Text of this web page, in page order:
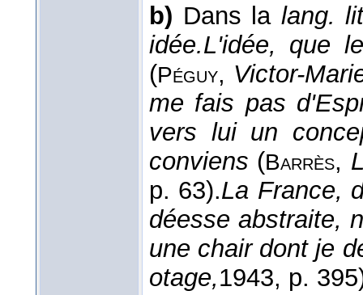
b) Dans la lang.
idée.L'idée, que
(Péguy, Victor-
me fais pas
vers lui un
conviens (Barrès,
p. 63).La France,
déesse abstraite,
une chair dont je
otage,1943, p.